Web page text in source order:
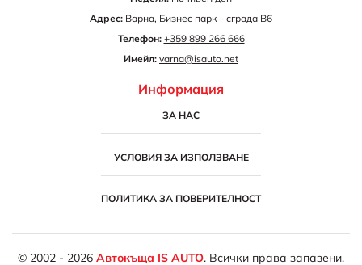
Адрес: Варна, Бизнес парк – сграда B6
Телефон: +359 899 266 666
Имейл: varna@isauto.net
Информация
ЗА НАС
УСЛОВИЯ ЗА ИЗПОЛЗВАНЕ
ПОЛИТИКА ЗА ПОВЕРИТЕЛНОСТ
© 2002 - 2026 Автокъща IS AUTO. Всички права запазени.